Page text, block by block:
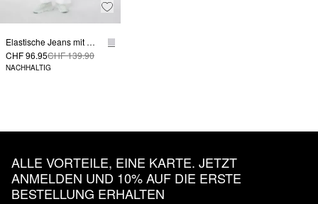
Elastische Jeans mit Wide Leg
CHF 96.95CHF 139.90
NACHHALTIG
ALLE VORTEILE, EINE KARTE. JETZT
ANMELDEN UND 10% AUF DIE ERSTE
BESTELLUNG ERHALTEN